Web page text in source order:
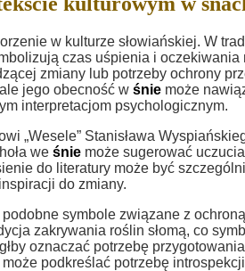
w kulturze słowiańskiej. W
czas uśpienia i
zmiany lub potrzeby ochrony
jego obecność w śnie może
interpretacjom psychologicznym.
„Wesele” Stanisława
we śnie może sugerować
do literatury może być
do zmiany.
symbole związane z
zakrywania roślin słomą, co
oznaczać potrzebę
podkreślać potrzebę